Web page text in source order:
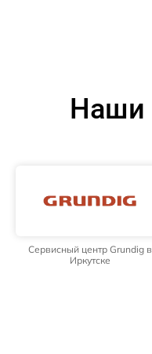
Наши
Сервисный центр Grundig в
Иркутске